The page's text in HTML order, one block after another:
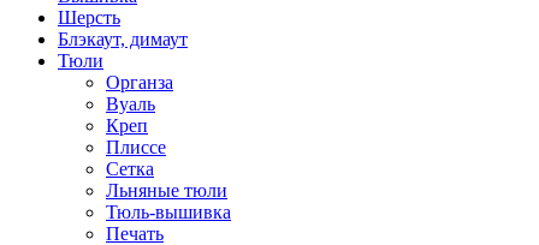
Шерсть
Блэкаут, димаут
Тюли
Органза
Вуаль
Креп
Плиссе
Сетка
Льняные тюли
Тюль-вышивка
Печать